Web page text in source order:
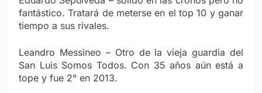
fantástico. Tratará de meterse en el top 10 y ganar
tiempo a sus rivales.
Leandro Messineo – Otro de la vieja guardia del
San Luis Somos Todos. Con 35 años aún está a
tope y fue 2° en 2013.